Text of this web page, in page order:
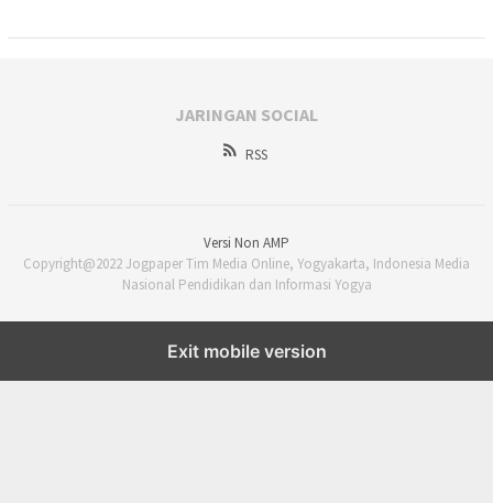
JARINGAN SOCIAL
RSS
Versi Non AMP
Copyright@2022 Jogpaper Tim Media Online, Yogyakarta, Indonesia Media
Nasional Pendidikan dan Informasi Yogya
Exit mobile version